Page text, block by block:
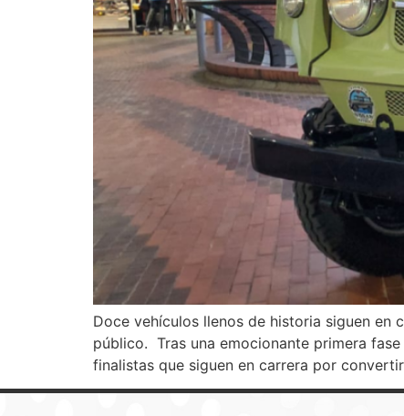
Doce vehículos llenos de historia siguen en
público. Tras una emocionante primera
finalistas que siguen en carrera por